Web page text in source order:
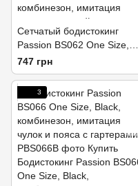
Сетчатый бодистокинг
Passion BS062 One Size,
Black, комбинезон,
имитация чулок, открытый
доступ
747 грн
3